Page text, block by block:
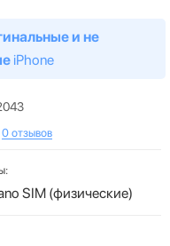
и не
iPhone
0 отзывов
SIM (физические)